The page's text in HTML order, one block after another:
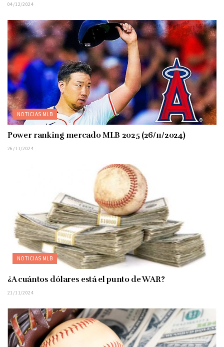
04/12/2024
NOTICIAS MLB
Power ranking mercado MLB 2025 (26/11/2024)
26/11/2024
NOTICIAS MLB
¿A cuántos dólares está el punto de WAR?
21/11/2024